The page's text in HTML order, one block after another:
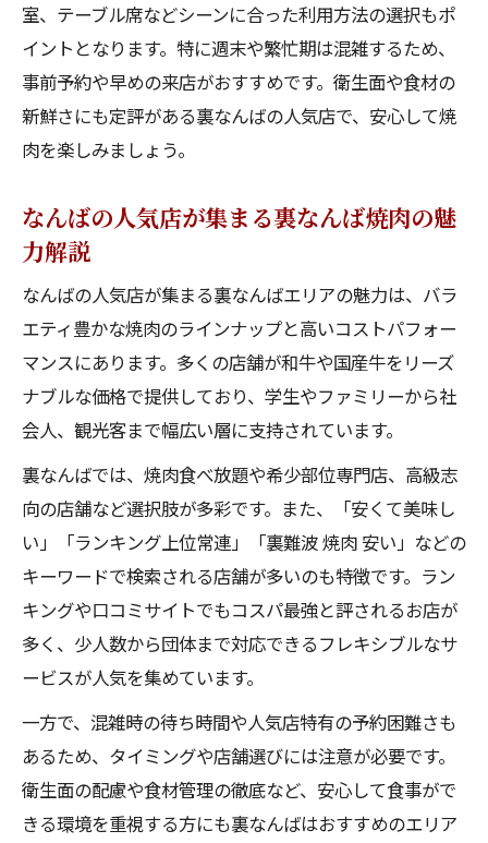
難波焼肉コスパ最強店となんば人気店の違
い分析
裏なんば焼肉で安くて美味しい店を探すコ
ツ
なんばの人気店を選ぶ際の予算と満足度の
コスパ最強を狙うなら知りたいなんばの人
安くて美味しい裏なんば焼肉の特徴を検証
裏なんばで安くて美味しい焼肉となんばの
人気店比較
なんばの人気店と穴場焼肉店の違いを詳し
く解説
裏難波焼肉のコスパ最強ポイントと人気店
の特徴
難波焼肉を安く楽しめるなんばの人気店の
選び方
は
なんばの人気店が上位に入る焼肉ランキン
グの特徴
裏なんば焼肉のランキング活用法と人気店
室、テーブル席などシーンに合った利用方法の選択もポ
イントとなります。特に週末や繁忙期は混雑するため、
事前予約や早めの来店がおすすめです。衛生面や食材の
新鮮さにも定評がある裏なんばの人気店で、安心して焼
肉を楽しみましょう。
なんばの人気店が集まる裏なんば焼肉の魅
力解説
なんばの人気店が集まる裏なんばエリアの魅力は、バラ
エティ豊かな焼肉のラインナップと高いコストパフォー
マンスにあります。多くの店舗が和牛や国産牛をリーズ
ナブルな価格で提供しており、学生やファミリーから社
会人、観光客まで幅広い層に支持されています。
裏なんばでは、焼肉食べ放題や希少部位専門店、高級志
向の店舗など選択肢が多彩です。また、「安くて美味し
い」「ランキング上位常連」「裏難波 焼肉 安い」などの
キーワードで検索される店舗が多いのも特徴です。ラン
キングや口コミサイトでもコスパ最強と評されるお店が
多く、少人数から団体まで対応できるフレキシブルなサ
ービスが人気を集めています。
一方で、混雑時の待ち時間や人気店特有の予約困難さも
あるため、タイミングや店舗選びには注意が必要です。
衛生面の配慮や食材管理の徹底など、安心して食事がで
きる環境を重視する方にも裏なんばはおすすめのエリア